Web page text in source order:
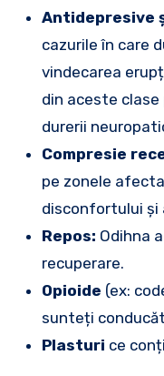
Antidepresive
cazurile în care
vindecarea
din aceste
durerii
Compresie
pe zonele
disconfortului și
Repos: Odihna
recuperare.
Opioide (ex:
sunteți
Plasturi ce